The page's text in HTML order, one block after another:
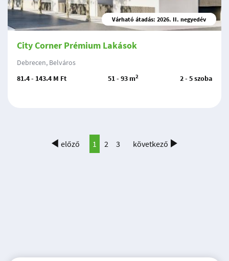
Várható átadás: 2026. II. negyedév
City Corner Prémium Lakások
Debrecen, Belváros
81.4 - 143.4 M Ft
51 - 93 m2 2 - 5 szoba
előző 1 2 3 következő